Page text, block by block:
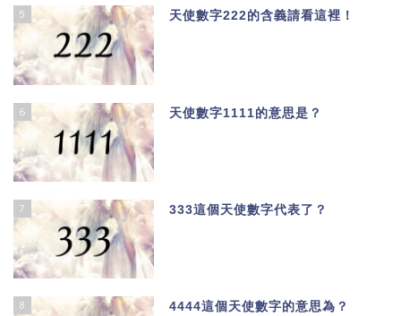
5 天使數字222的含義請看這裡！
6 天使數字1111的意思是？
7 333這個天使數字代表了？
8 4444這個天使數字的意思為？